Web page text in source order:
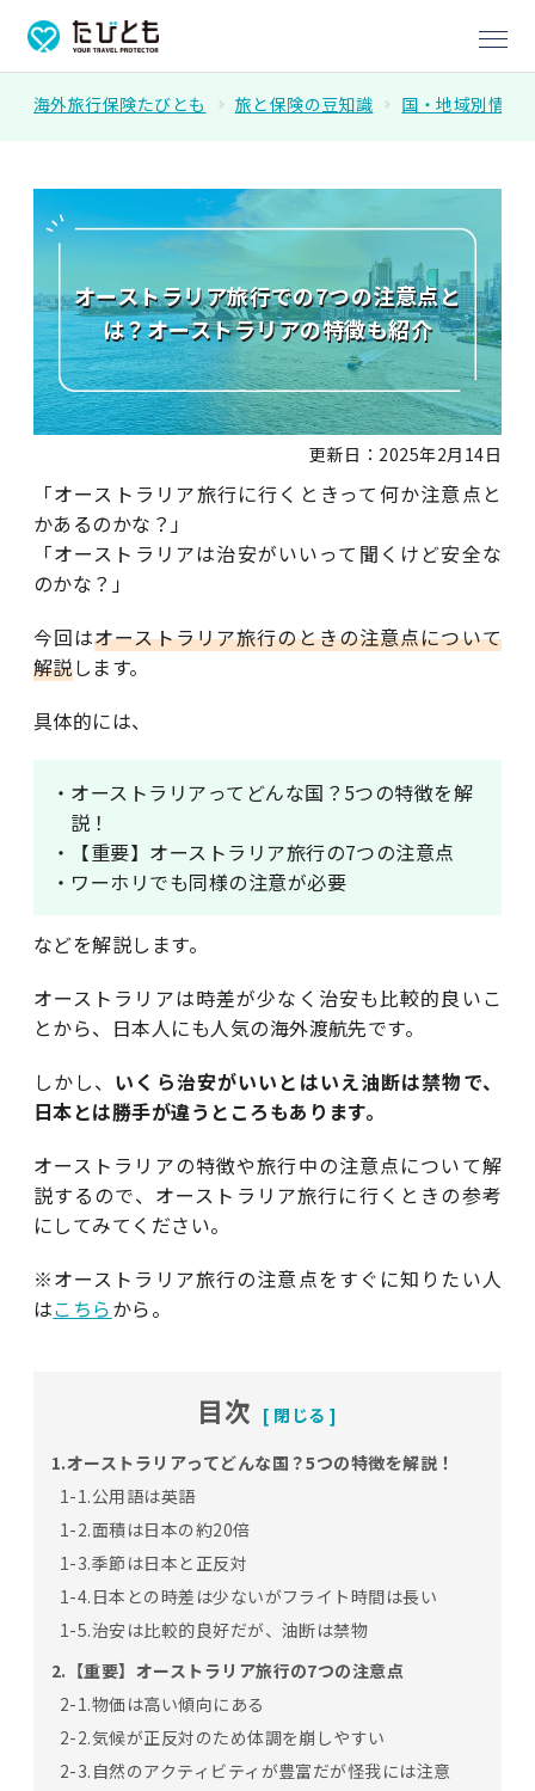
海外旅行保険たびとも 旅と保険の豆知識 国・地域別情報
オーストラリア旅行での7つの注意点と
は？オーストラリアの特徴も紹介
更新日：2025年2月14日
「オーストラリア旅行に行くときって何か注意点と
かあるのかな？」
「オーストラリアは治安がいいって聞くけど安全な
のかな？」
今回はオーストラリア旅行のときの注意点について
解説します。
具体的には、
・オーストラリアってどんな国？5つの特徴を解
説！
・【重要】オーストラリア旅行の7つの注意点
・ワーホリでも同様の注意が必要
などを解説します。
オーストラリアは時差が少なく治安も比較的良いこ
とから、日本人にも人気の海外渡航先です。
しかし、 いくら治安がいいとはいえ油断は禁物で、
日本とは勝手が違うところもあります。
オーストラリアの特徴や旅行中の注意点について解
説するので、オーストラリア旅行に行くときの参考
にしてみてください。
※オーストラリア旅行の注意点をすぐに知りたい人
はこちらから。
目次
1.オーストラリアってどんな国？5つの特徴を解説！
1-1.公用語は英語
1-2.面積は日本の約20倍
1-3.季節は日本と正反対
1-4.日本との時差は少ないがフライト時間は長い
1-5.治安は比較的良好だが、油断は禁物
2.【重要】オーストラリア旅行の7つの注意点
2-1.物価は高い傾向にある
2-2.気候が正反対のため体調を崩しやすい
2-3.自然のアクティビティが豊富だが怪我には注意